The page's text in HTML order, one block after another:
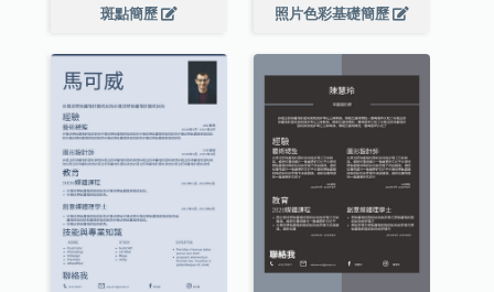
斑點簡歷 照片色彩基礎簡歷